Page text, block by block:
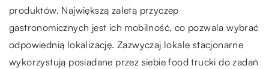
produktów. Największą zaletą przyczep
gastronomicznych jest ich mobilność, co pozwala wybrać
odpowiednią lokalizację. Zazwyczaj lokale stacjonarne
wykorzystują posiadane przez siebie food trucki do zadań